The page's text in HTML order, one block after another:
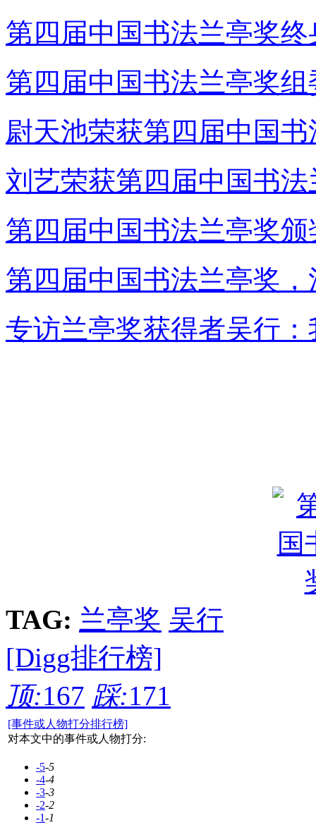
第四届中国书法兰亭奖
第四届中国书法兰亭奖
尉天池荣获第四届中国
刘艺荣获第四届中国书
第四届中国书法兰亭奖
第四届中国书法兰亭奖
专访兰亭奖获得者吴行
TAG: 兰亭奖 吴行
[Digg排行榜]
顶:167 踩:171
[事件或人物打分排行榜]
对本文中的事件或人物打分:
-5-5
-4-4
-3-3
-2-2
-1-1